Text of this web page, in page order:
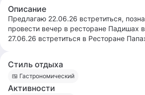
Описание
Предлагаю 22.06.26 встретиться,
провести вечер в ресторане Падишах
27.06.26 встретиться в Ресторане
Стиль отдыха
🍱 Гастрономический
Активности